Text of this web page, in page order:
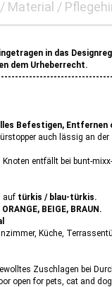
Material /
in das
dem Urheberrecht.
Befestigen, Entfernen
auch lässig an der
entfällt bei bunt-
auf türkis / blau-türkis.
BEIGE, BRAUN.
Küche,
Zuschlagen bei
open for pets, cat and